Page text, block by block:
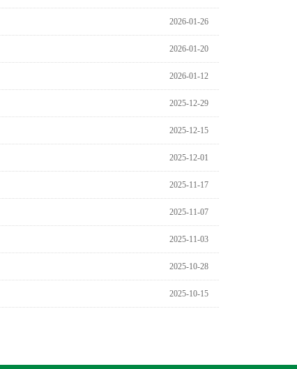
2026-01-26
2026-01-20
2026-01-12
2025-12-29
2025-12-15
2025-12-01
2025-11-17
2025-11-07
2025-11-03
2025-10-28
2025-10-15